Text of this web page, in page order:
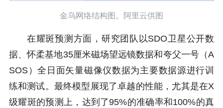
金乌网络结构图。阿里云供图
在耀斑预测方面，研究团队以SDO卫星公开数
据、怀柔基地35厘米磁场望远镜数据和夸父一号（A
SOS）全日面矢量磁像仪数据为主要数据源进行训
练和测试。最终模型展现了卓越的性能，尤其是在X
级耀斑的预测上，达到了95%的准确率和100%的真